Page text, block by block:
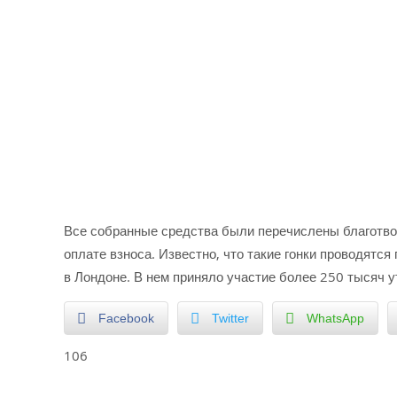
Все собранные средства были перечислены
оплате взноса. Известно, что такие гонки
в Лондоне. В нем приняло участие более 250 тысяч
Facebook Twitter WhatsApp
106